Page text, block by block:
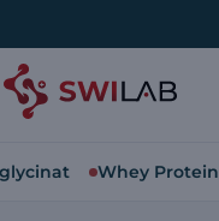
Whey Protein